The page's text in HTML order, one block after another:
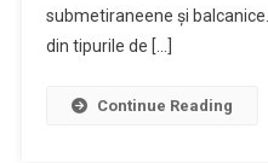
submetiraneene și
din tipurile de […]
Continue Reading